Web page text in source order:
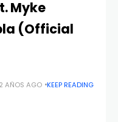
Myke
(Official
2 AÑOS AGO KEEP READING